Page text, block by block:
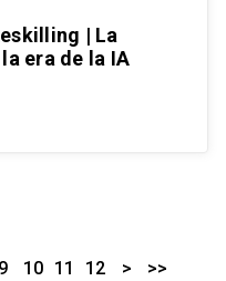
| La
era de la IA
9 10 11 12 > >>